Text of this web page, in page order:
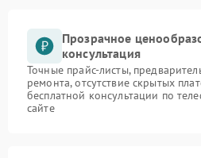
Прозрачное
консультация
Точные прайс-листы,
ремонта, отсутствие скрытых
бесплатной консультации по
сайте